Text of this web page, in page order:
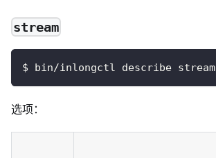
stream
$ bin/inlongctl describe stream
选项：